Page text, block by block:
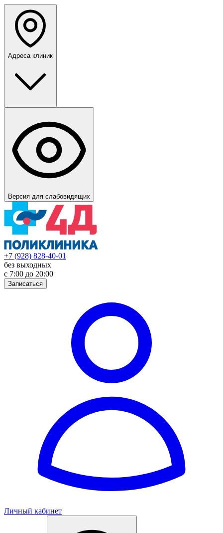
Адреса клиник
Версия для слабовидящих
+7 (928) 828-40-01
без выходных
с 7:00 до 20:00
Записаться
Личный кабинет